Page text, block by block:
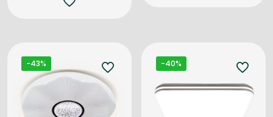
-43% -40%